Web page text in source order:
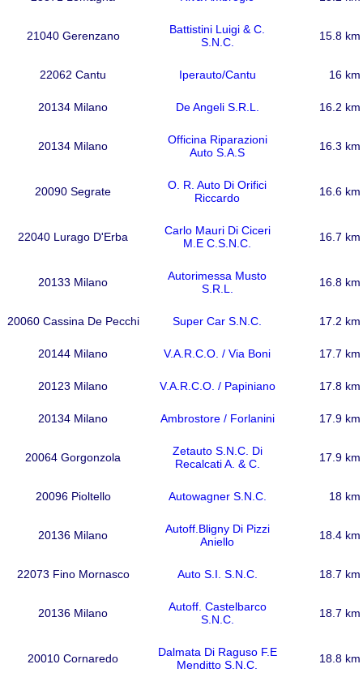
21040 Gerenzano
Battistini Luigi & C.
S.N.C.
15.8 km
22062 Cantu Iperauto/Cantu 16 km
20134 Milano De Angeli S.R.L. 16.2 km
20134 Milano
Officina Riparazioni
Auto S.A.S
16.3 km
20090 Segrate
O. R. Auto Di Orifici
Riccardo
16.6 km
22040 Lurago D'Erba
Carlo Mauri Di Ciceri
M.E C.S.N.C.
16.7 km
20133 Milano
Autorimessa Musto
S.R.L.
16.8 km
20060 Cassina De Pecchi Super Car S.N.C. 17.2 km
20144 Milano V.A.R.C.O. / Via Boni 17.7 km
20123 Milano V.A.R.C.O. / Papiniano 17.8 km
20134 Milano Ambrostore / Forlanini 17.9 km
20064 Gorgonzola
Zetauto S.N.C. Di
Recalcati A. & C.
17.9 km
20096 Pioltello Autowagner S.N.C. 18 km
20136 Milano
Autoff.Bligny Di Pizzi
Aniello
18.4 km
22073 Fino Mornasco Auto S.I. S.N.C. 18.7 km
20136 Milano
Autoff. Castelbarco
S.N.C.
18.7 km
20010 Cornaredo
Dalmata Di Raguso F.E
Menditto S.N.C.
18.8 km